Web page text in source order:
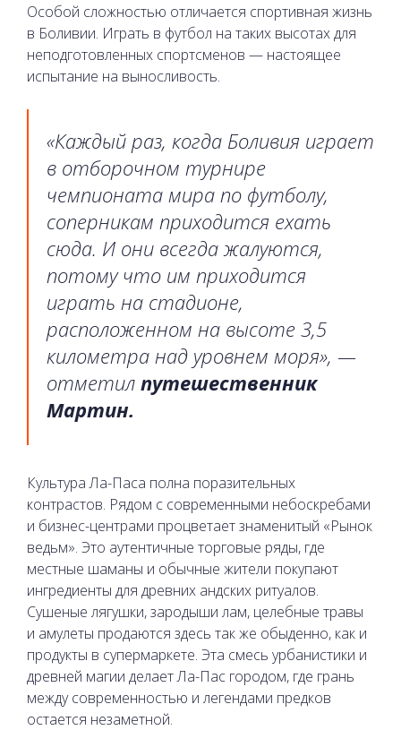
Особой сложностью отличается спортивная жизнь
в Боливии. Играть в футбол на таких высотах для
неподготовленных спортсменов — настоящее
испытание на выносливость.
«Каждый раз, когда Боливия играет
в отборочном турнире
чемпионата мира по футболу,
соперникам приходится ехать
сюда. И они всегда жалуются,
потому что им приходится
играть на стадионе,
расположенном на высоте 3,5
километра над уровнем моря», —
отметил путешественник
Мартин.
Культура Ла-Паса полна поразительных
контрастов. Рядом с современными небоскребами
и бизнес-центрами процветает знаменитый «Рынок
ведьм». Это аутентичные торговые ряды, где
местные шаманы и обычные жители покупают
ингредиенты для древних андских ритуалов.
Сушеные лягушки, зародыши лам, целебные травы
и амулеты продаются здесь так же обыденно, как и
продукты в супермаркете. Эта смесь урбанистики и
древней магии делает Ла-Пас городом, где грань
между современностью и легендами предков
остается незаметной.